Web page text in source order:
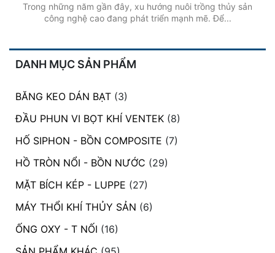
Trong những năm gần đây, xu hướng nuôi trồng thủy sản
công nghệ cao đang phát triển mạnh mẽ. Để...
DANH MỤC SẢN PHẨM
BĂNG KEO DÁN BẠT (3)
ĐẦU PHUN VI BỌT KHÍ VENTEK (8)
HỐ SIPHON - BỒN COMPOSITE (7)
HỒ TRÒN NỔI - BỒN NƯỚC (29)
MẶT BÍCH KÉP - LUPPE (27)
MÁY THỔI KHÍ THỦY SẢN (6)
ỐNG OXY - T NỐI (16)